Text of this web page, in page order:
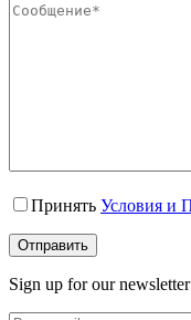
Принять Условия и
Sign up for our